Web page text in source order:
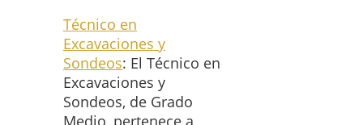
Técnico en
Excavaciones y
Sondeos: El Técnico en
Excavaciones y
Sondeos, de Grado